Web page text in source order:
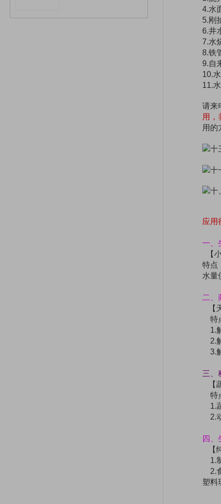
4.水
5.刚
6.井
7.水
8.铁
9.自
10.
11.
请来
用，
用的
应用
一
【
特点
水量
二
【
特
1.
2.
3.
三
【
特
1.
2.
四、
【
1.
2.
塑料